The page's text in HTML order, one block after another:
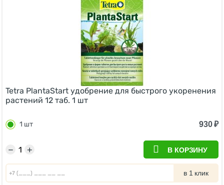
Tetra PlantaStart удобрение для быстрого укоренения
растений 12 таб. 1 шт
1 шт 930₽
+
− В КОРЗИНУ
в 1 клик